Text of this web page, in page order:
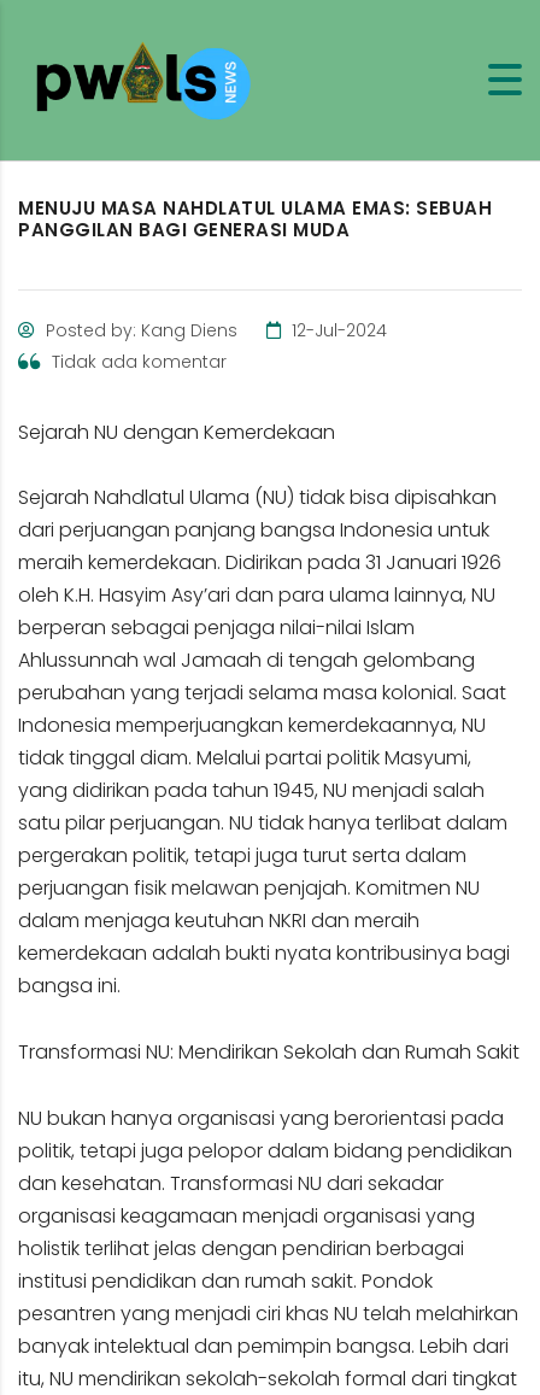
MENUJU MASA NAHDLATUL ULAMA EMAS: SEBUAH
PANGGILAN BAGI GENERASI MUDA
Posted by: Kang Diens
12-Jul-2024
Tidak ada komentar
Sejarah NU dengan Kemerdekaan
Sejarah Nahdlatul Ulama (NU) tidak bisa dipisahkan
dari perjuangan panjang bangsa Indonesia untuk
meraih kemerdekaan. Didirikan pada 31 Januari 1926
oleh K.H. Hasyim Asy’ari dan para ulama lainnya, NU
berperan sebagai penjaga nilai-nilai Islam
Ahlussunnah wal Jamaah di tengah gelombang
perubahan yang terjadi selama masa kolonial. Saat
Indonesia memperjuangkan kemerdekaannya, NU
tidak tinggal diam. Melalui partai politik Masyumi,
yang didirikan pada tahun 1945, NU menjadi salah
satu pilar perjuangan. NU tidak hanya terlibat dalam
pergerakan politik, tetapi juga turut serta dalam
perjuangan fisik melawan penjajah. Komitmen NU
dalam menjaga keutuhan NKRI dan meraih
kemerdekaan adalah bukti nyata kontribusinya bagi
bangsa ini.
Transformasi NU: Mendirikan Sekolah dan Rumah Sakit
NU bukan hanya organisasi yang berorientasi pada
politik, tetapi juga pelopor dalam bidang pendidikan
dan kesehatan. Transformasi NU dari sekadar
organisasi keagamaan menjadi organisasi yang
holistik terlihat jelas dengan pendirian berbagai
institusi pendidikan dan rumah sakit. Pondok
pesantren yang menjadi ciri khas NU telah melahirkan
banyak intelektual dan pemimpin bangsa. Lebih dari
itu, NU mendirikan sekolah-sekolah formal dari tingkat